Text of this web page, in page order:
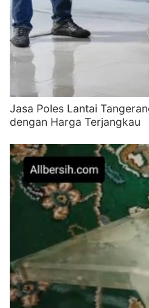
Jasa Poles Lantai
dengan Harga Terjangkau